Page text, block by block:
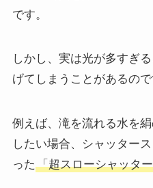
です。
しかし、実は光が多すぎ
げてしまうことがあるので
例えば、滝を流れる水を
したい場合、シャッター
った 「超スローシャッタ